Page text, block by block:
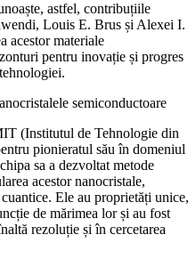
astfel, contribuțiile
Louis E. Brus și Alexei I.
acestor materiale
pentru inovație și progres
semiconductoare
(Institutul de Tehnologie din
pionieratul său în domeniul
sa a dezvoltat metode
acestor nanocristale,
Ele au proprietăți unice,
de mărimea lor și au fost
rezoluție și în cercetarea